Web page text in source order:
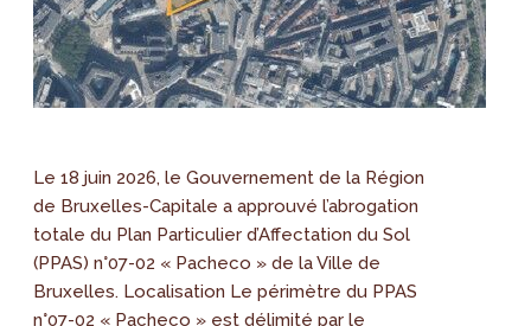
Le 18 juin 2026, le Gouvernement de la Région
de Bruxelles-Capitale a approuvé l’abrogation
totale du Plan Particulier d’Affectation du Sol
(PPAS) n°07-02 « Pacheco » de la Ville de
Bruxelles. Localisation Le périmètre du PPAS
n°07-02 « Pacheco » est délimité par le